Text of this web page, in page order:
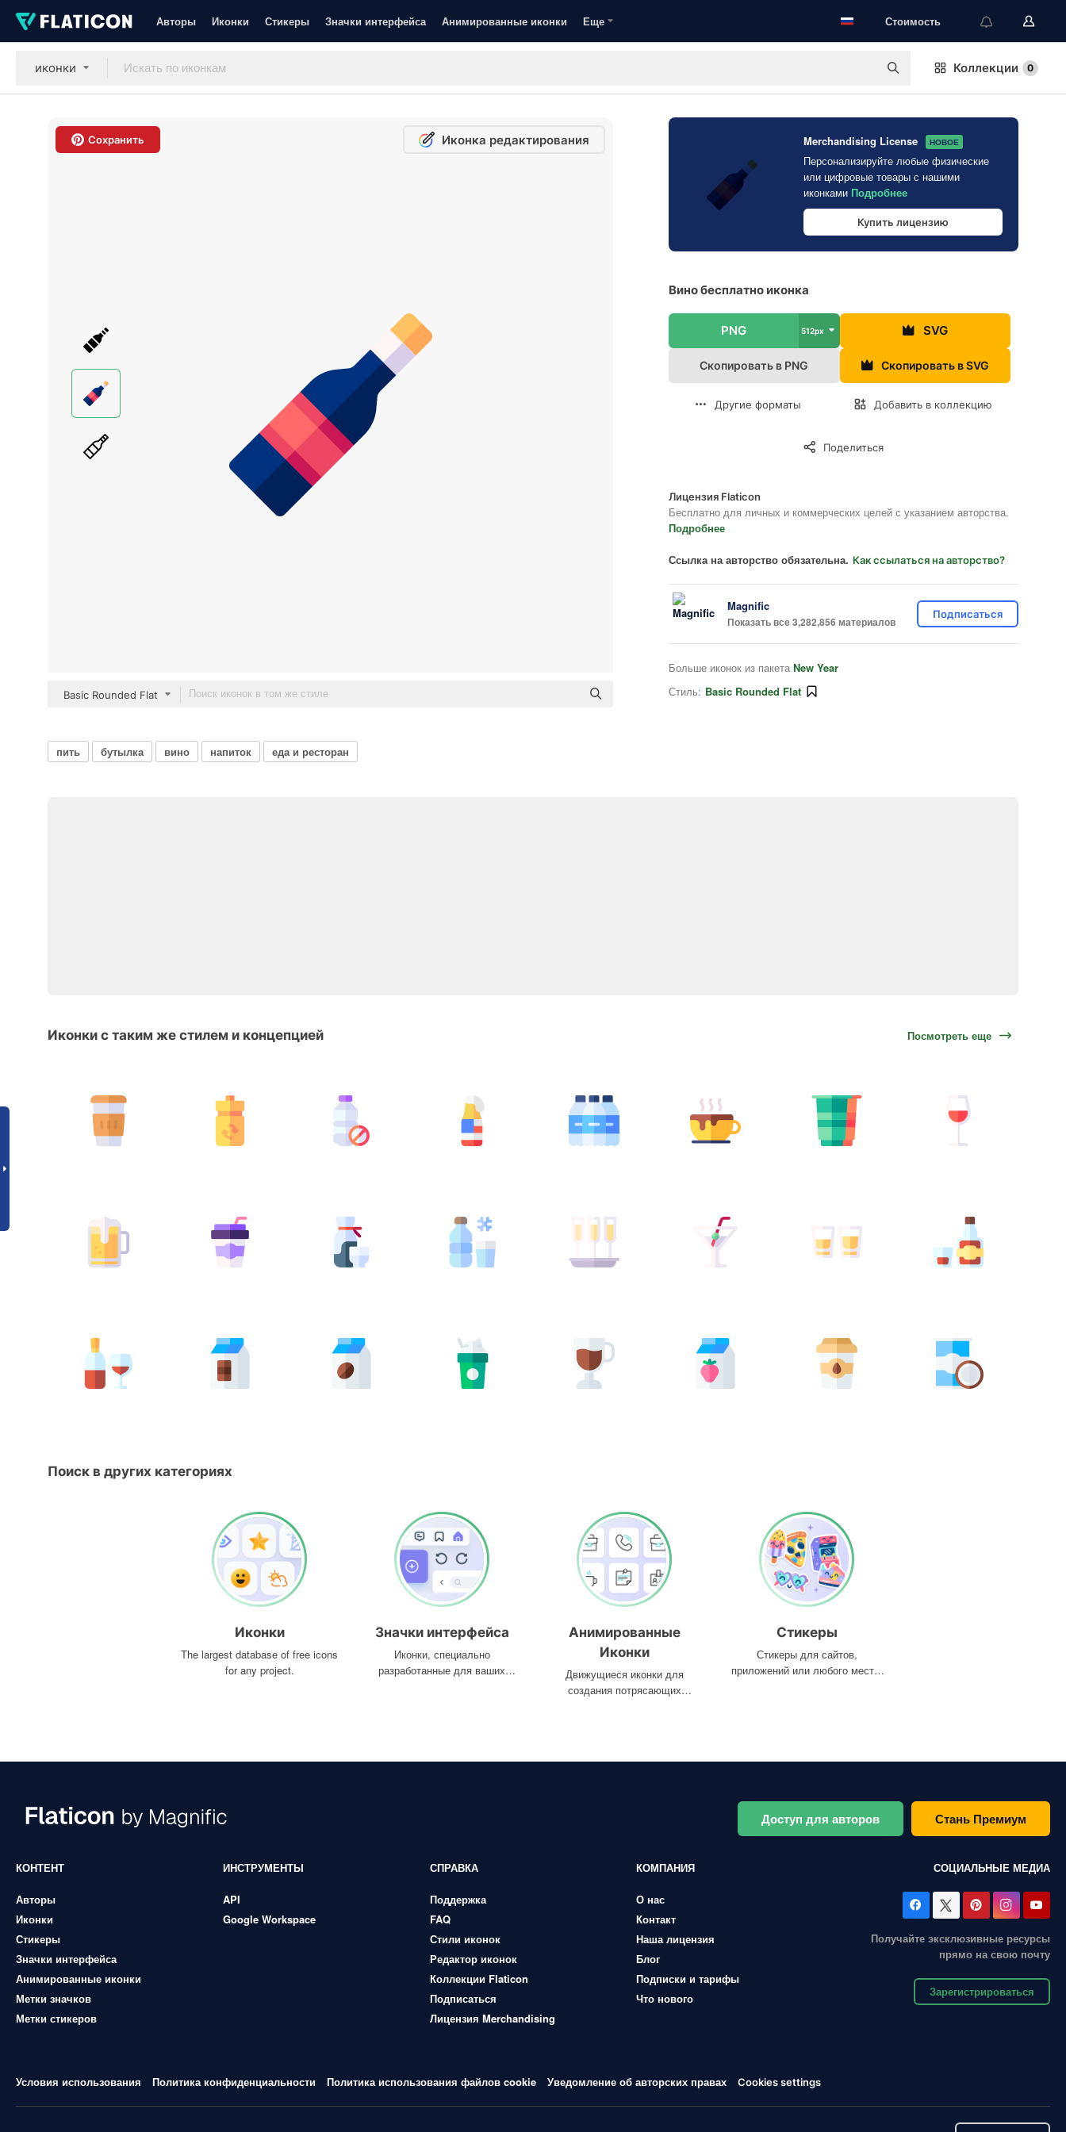
Авторы Иконки Стикеры Значки интерфейса Анимированные иконки Еще Стоимость
иконки Коллекции 0
Сохранить Иконка редактирования
Basic Rounded Flat
Merchandising License НОВОЕ
Персонализируйте любые физические
или цифровые товары с нашими
иконками Подробнее
Купить лицензию
Вино бесплатно иконка
PNG 512px SVG
Скопировать в PNG Скопировать в SVG
Другие форматы Добавить в коллекцию
Поделиться
Лицензия Flaticon
Бесплатно для личных и коммерческих целей с указанием авторства.
Подробнее
Ссылка на авторство обязательна. Как ссылаться на авторство?
Magnific
Показать все 3,282,856 материалов
Подписаться
Больше иконок из пакета New Year
Стиль: Basic Rounded Flat
пить бутылка вино напиток еда и ресторан
Иконки с таким же стилем и концепцией Посмотреть еще
Поиск в других категориях
Иконки
The largest database of free icons
for any project.
Значки интерфейса
Иконки, специально
разработанные для ваших
Анимированные
Иконки
Движущиеся иконки для
создания потрясающих
Стикеры
Стикеры для сайтов,
приложений или любого места,
Доступ для авторов Стань Премиум
КОНТЕНТ
Авторы
Иконки
Стикеры
Значки интерфейса
Анимированные иконки
Метки значков
Метки стикеров
ИНСТРУМЕНТЫ
API
Google Workspace
СПРАВКА
Поддержка
FAQ
Стили иконок
Редактор иконок
Коллекции Flaticon
Подписаться
Лицензия Merchandising
КОМПАНИЯ
О нас
Контакт
Наша лицензия
Блог
Подписки и тарифы
Что нового
СОЦИАЛЬНЫЕ МЕДИА
Получайте эксклюзивные ресурсы
прямо на свою почту
Зарегистрироваться
Условия использования Политика конфиденциальности Политика использования файлов cookie Уведомление об авторских правах Cookies settings